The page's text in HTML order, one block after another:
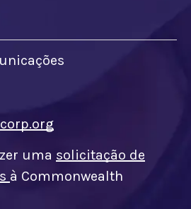
uma solicitação de
à Commonwealth